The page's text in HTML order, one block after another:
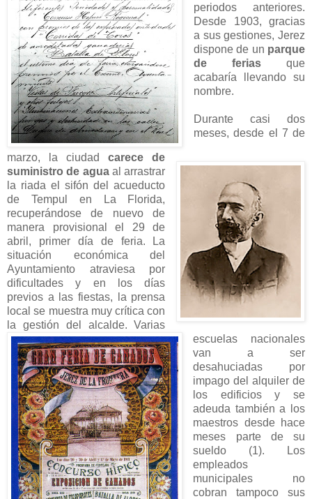
periodos anteriores.
Desde 1903, gracias
a sus gestiones, Jerez
dispone de un parque
de ferias que
acabaría llevando su
nombre.
Durante casi dos
meses, desde el 7 de
marzo, la ciudadcarece de
suministro de aguaal arrastrar
la riada el sifón del acueducto
de Tempul en La Florida,
recuperándose de nuevo de
manera provisional el 29 de
abril, primer día de feria. La
situación económica del
Ayuntamiento atraviesa por
dificultades y en los días
previos a las fiestas, la prensa
local se muestra muy crítica con
la gestión del alcalde. Varias
escuelas nacionales
van a ser
desahuciadas por
impago del alquiler de
los edificios y se
adeuda también a los
maestros desde hace
meses parte de su
sueldo (1). Los
empleados
municipales no
cobran tampoco sus